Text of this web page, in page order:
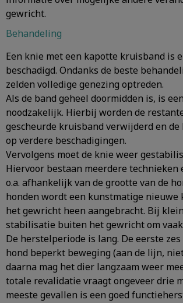
gewricht.
Behandeling
Een knie met een kapotte kruisband is
beschadigd. Ondanks de beste
zelden volledige genezing optreden.
Als de band geheel doormidden is, is
noodzakelijk. Hierbij worden de
gescheurde kruisband verwijderd en de
op verdere beschadigingen.
Vervolgens moet de knie weer
Hiervoor bestaan meerdere technieken
o.a. afhankelijk van de grootte van de
honden wordt een kunstmatige nieuwe
het gewricht heen aangebracht. Bij
stabilisatie buiten het gewricht om
De herstelperiode is lang. De eerste
hond beperkt beweging (aan de lijn,
daarna mag het dier langzaam weer
totale revalidatie vraagt ongeveer drie
meeste gevallen is een goed